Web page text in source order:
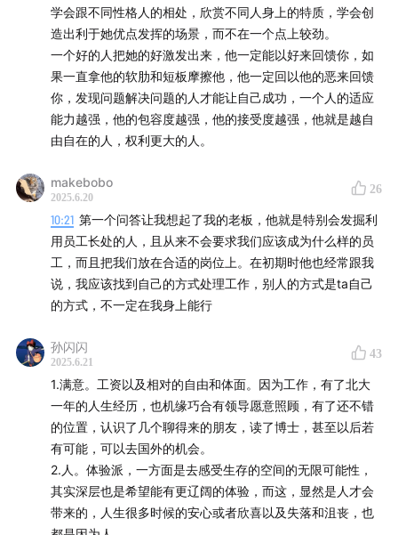
质，你就不会再喜欢ta了？你喜欢ta的特质，会不会帮助你
成为一个更好的人？
15.请用200个字总结一下自己的人生，在向陌生人介绍的时
候，是你最希望大家看到的你。
学会跟不同性格人的相处，欣赏不同人身上的特质，学会创
造出利于她优点发挥的场景，而不在一个点上较劲。
一个好的人把她的好激发出来，他一定能以好来回馈你，如
果一直拿他的软肋和短板摩擦他，他一定回以他的恶来回馈
你，发现问题解决问题的人才能让自己成功，一个人的适应
能力越强，他的包容度越强，他的接受度越强，他就是越自
由自在的人，权利更大的人。
makebobo
2025.6.20
26
10:21 第一个问答让我想起了我的老板，他就是特别会发掘利
用员工长处的人，且从来不会要求我们应该成为什么样的员
工，而且把我们放在合适的岗位上。在初期时他也经常跟我
说，我应该找到自己的方式处理工作，别人的方式是ta自己
的方式，不一定在我身上能行
孙闪闪
2025.6.21
43
1.满意。工资以及相对的自由和体面。因为工作，有了北大
一年的人生经历，也机缘巧合有领导愿意照顾，有了还不错
的位置，认识了几个聊得来的朋友，读了博士，甚至以后若
有可能，可以去国外的机会。
2.人。体验派，一方面是去感受生存的空间的无限可能性，
其实深层也是希望能有更辽阔的体验，而这，显然是人才会
带来的，人生很多时候的安心或者欣喜以及失落和沮丧，也